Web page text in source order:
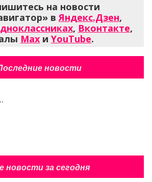
на новости
вЯндекс.Дзен,
, Вконтакте,
Max и YouTube.
новости
новости за сегодня